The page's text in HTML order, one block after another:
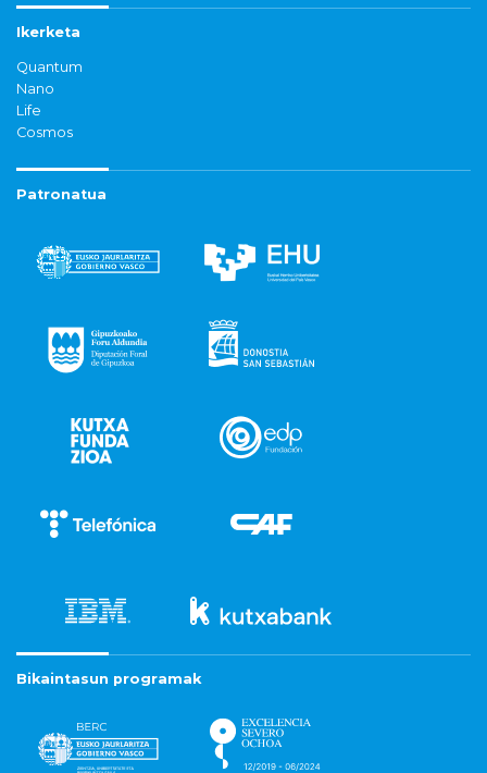
Ikerketa
Quantum
Nano
Life
Cosmos
Patronatua
Bikaintasun programak